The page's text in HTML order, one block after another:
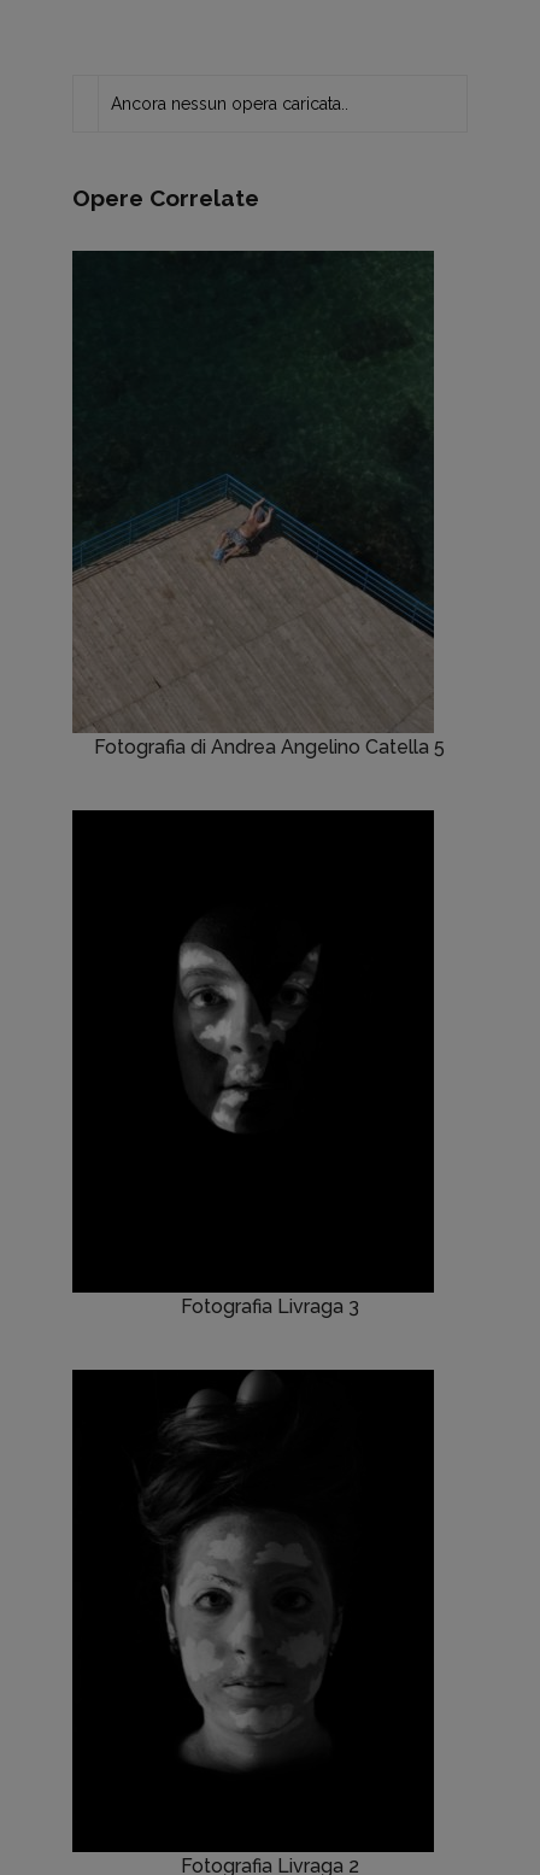
Ancora nessun opera caricata..
Opere Correlate
Fotografia di Andrea Angelino Catella 5
Fotografia Livraga 3
Fotografia Livraga 2